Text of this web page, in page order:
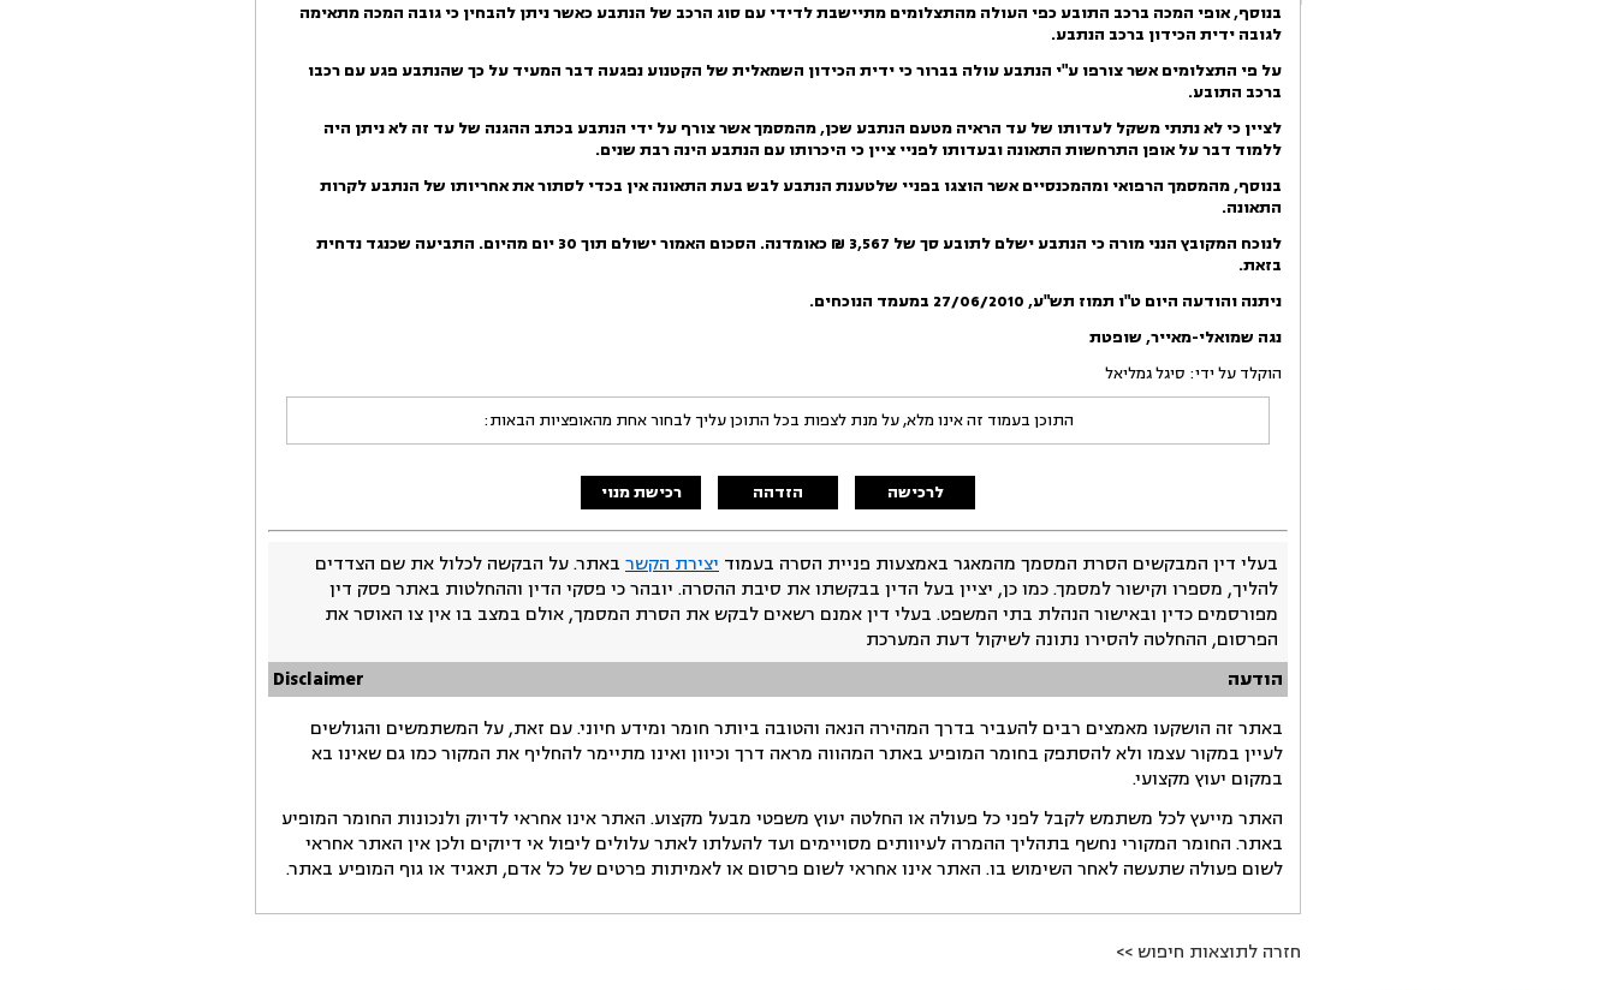
בנוסף, אופי המכה ברכב התובע כפי העולה מהתצלומים מתיישבת לדידי עם סוג הרכב של הנתבע כאשר ניתן להבחין כי גובה המכה מתאימה
לגובה ידית הכידון ברכב הנתבע.
על פי התצלומים אשר צורפו ע"י הנתבע עולה בברור כי ידית הכידון השמאלית של הקטנוע נפגעה דבר המעיד על כך שהנתבע פגע עם רכבו
ברכב התובע.
לציין כי לא נתתי משקל לעדותו של עד הראיה מטעם הנתבע שכן, מהמסמך אשר צורף על ידי הנתבע בכתב ההגנה של עד זה לא ניתן היה
ללמוד דבר על אופן התרחשות התאונה ובעדותו לפניי ציין כי היכרותו עם הנתבע הינה רבת שנים.
בנוסף, מהמסמך הרפואי ומהמכנסיים אשר הוצגו בפניי שלטענת הנתבע לבש בעת התאונה אין בכדי לסתור את אחריותו של הנתבע לקרות
התאונה.
לנוכח המקובץ הנני מורה כי הנתבע ישלם לתובע סך של 3,567 ₪ כאומדנה. הסכום האמור ישולם תוך 30 יום מהיום.
התביעה שכנגד נדחית
בזאת.
ניתנה והודעה היום ט"ו תמוז תש"ע,
27/06/2010 במעמד הנוכחים.
נגה שמואלי-מאייר, שופטת
הוקלד על ידי: סיגל גמליאל
התוכן בעמוד זה אינו מלא, על מנת לצפות בכל התוכן עליך לבחור אחת מהאופציות הבאות:
לרכישה הזדהה רכישת מנוי
בעלי דין המבקשים הסרת המסמך מהמאגר באמצעות פניית הסרה בעמוד יצירת הקשר באתר. על הבקשה לכלול את שם הצדדים
להליך, מספרו וקישור למסמך. כמו כן, יציין בעל הדין בבקשתו את סיבת ההסרה. יובהר כי פסקי הדין וההחלטות באתר פסק דין
מפורסמים כדין ובאישור הנהלת בתי המשפט. בעלי דין אמנם רשאים לבקש את הסרת המסמך, אולם במצב בו אין צו האוסר את
הפרסום, ההחלטה להסירו נתונה לשיקול דעת המערכת
הודעה
Disclaimer
באתר זה הושקעו מאמצים רבים להעביר בדרך המהירה הנאה והטובה ביותר חומר ומידע חיוני. עם זאת, על המשתמשים והגולשים
לעיין במקור עצמו ולא להסתפק בחומר המופיע באתר המהווה מראה דרך וכיוון ואינו מתיימר להחליף את המקור כמו גם שאינו בא
במקום יעוץ מקצועי.
האתר מייעץ לכל משתמש לקבל לפני כל פעולה או החלטה יעוץ משפטי מבעל מקצוע. האתר אינו אחראי לדיוק ולנכונות החומר המופיע
באתר. החומר המקורי נחשף בתהליך ההמרה לעיוותים מסויימים ועד להעלתו לאתר עלולים ליפול אי דיוקים ולכן אין האתר אחראי
לשום פעולה שתעשה לאחר השימוש בו. האתר אינו אחראי לשום פרסום או לאמיתות פרטים של כל אדם, תאגיד או גוף המופיע באתר.
חזרה לתוצאות חיפוש >>